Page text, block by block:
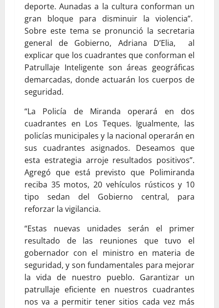
deporte. Aunadas a la cultura conforman un
gran bloque para disminuir la violencia”.
Sobre este tema se pronunció la secretaria
general de Gobierno, Adriana D’Elia, al
explicar que los cuadrantes que conforman el
Patrullaje Inteligente son áreas geográficas
demarcadas, donde actuarán los cuerpos de
seguridad.
“La Policía de Miranda operará en dos
cuadrantes en Los Teques. Igualmente, las
policías municipales y la nacional operarán en
sus cuadrantes asignados. Deseamos que
esta estrategia arroje resultados positivos”.
Agregó que está previsto que Polimiranda
reciba 35 motos, 20 vehículos rústicos y 10
tipo sedan del Gobierno central, para
reforzar la vigilancia.
“Estas nuevas unidades serán el primer
resultado de las reuniones que tuvo el
gobernador con el ministro en materia de
seguridad, y son fundamentales para mejorar
la vida de nuestro pueblo. Garantizar un
patrullaje eficiente en nuestros cuadrantes
nos va a permitir tener sitios cada vez más